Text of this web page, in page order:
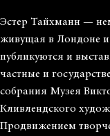
Эстер Тайхманн —
живущая в Лондоне и
публикуются и
частные и
собрания Музея
Кливлендского
Продвижением